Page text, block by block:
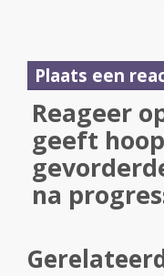
Plaats een
Reageer
geeft
na